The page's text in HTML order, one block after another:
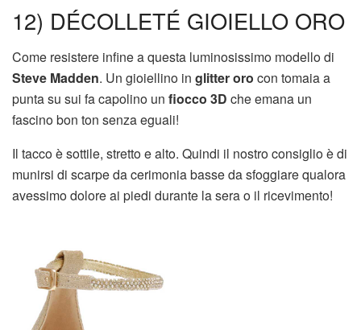
12) DÉCOLLETÉ GIOIELLO ORO
Come resistere infine a questa luminosissimo modello di
Steve Madden. Un gioiellino in glitter oro con tomaia a
punta su sui fa capolino un fiocco 3D che emana un
fascino bon ton senza eguali!
Il tacco è sottile, stretto e alto. Quindi il nostro consiglio è di
munirsi di scarpe da cerimonia basse da sfoggiare qualora
avessimo dolore ai piedi durante la sera o il ricevimento!